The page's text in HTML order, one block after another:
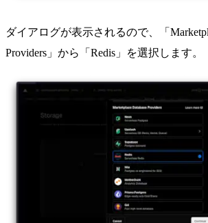
ダイアログが表示されるので、「
Providers」から「Redis」を選択します。